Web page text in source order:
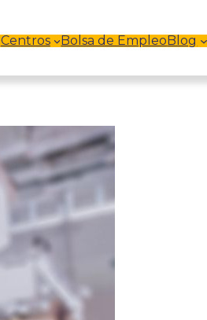
Centros Bolsa de EmpleoBlog